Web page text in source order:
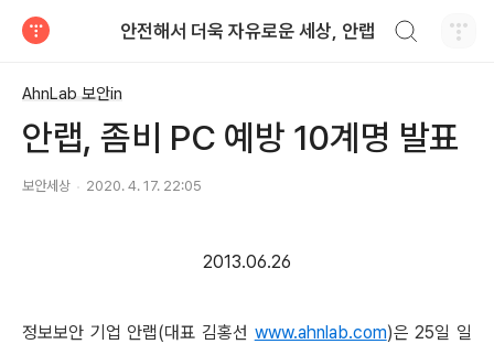
안전해서 더욱 자유로운 세상, 안랩
AhnLab 보안in
안랩, 좀비 PC 예방 10계명 발표
보안세상 2020. 4. 17. 22:05
2013.06.26
정보보안 기업 안랩(대표 김홍선 www.ahnlab.com)은 25일 일